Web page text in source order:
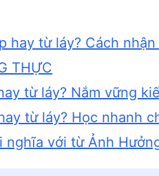
hay từ láy? Cách
THỰC
từ láy? Nắm vững
từ láy? Học nhanh
nghĩa với từ Ảnh